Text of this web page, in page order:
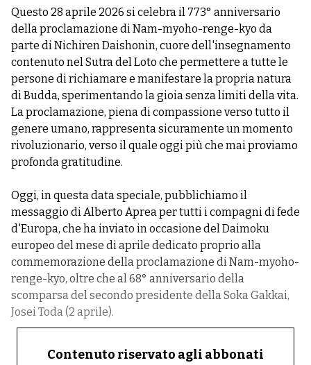
Questo 28 aprile 2026 si celebra il 773° anniversario
della proclamazione di Nam-myoho-renge-kyo da
parte di Nichiren Daishonin, cuore dell'insegnamento
contenuto nel Sutra del Loto che permettere a tutte le
persone di richiamare e manifestare la propria natura
di Budda, sperimentando la gioia senza limiti della vita.
La proclamazione, piena di compassione verso tutto il
genere umano, rappresenta sicuramente un momento
rivoluzionario, verso il quale oggi più che mai proviamo
profonda gratitudine.
Oggi, in questa data speciale, pubblichiamo il
messaggio di Alberto Aprea per tutti i compagni di fede
d'Europa, che ha inviato in occasione del Daimoku
europeo del mese di aprile dedicato proprio alla
commemorazione della proclamazione di Nam-myoho-
renge-kyo, oltre che al 68° anniversario della
scomparsa del secondo presidente della Soka Gakkai,
Josei Toda (2 aprile).
Contenuto riservato agli abbonati